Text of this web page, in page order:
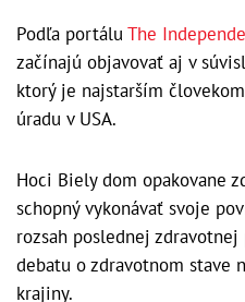
Podľa portálu The
začínajú objavovať aj v
ktorý je najstarším
úradu v USA.
Hoci Biely dom opakovane
schopný vykonávať svoje
rozsah poslednej
debatu o zdravotnom stave
krajiny.